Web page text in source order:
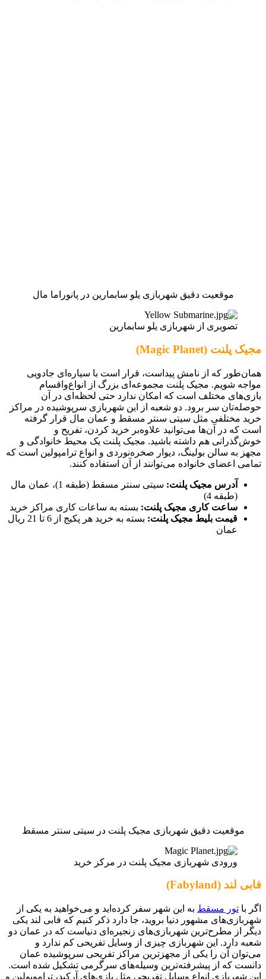
موقعیت دقیق شهربازی یلو سابمارین در پانوراما مال
تصویری از شهربازی یلو سابمارین
مجیک پلنت (Magic Planet)
همان‌طور که از نامش پیداست، قرار است با سیاره‌ای جادویی
مواجه شویم. مجیک پلنت مجموعه‌ای بزرگ از انواع‌واقسام
بازی‌های مختلف است که امکان ندارد حتی لحظه‌ای در آن
حوصله‌تان سر برود. دو شعبه از این شهربازی سرپوشیده در مراکز
خرید مختلفی مثل سیتی سنتر مسقط و عمان مال قرار گرفته
است که در آن‌ها می‌توانید علاوه‌بر خرید کردن، تفریح و
خوش‌گذرانی هم داشته باشید. مجیک پلنت یک محیط خانوادگی و
مجهز به سالن بولینگ، دیوار صخره‌نوردی و انواع ترامپولین است که
تمامی اعضای خانواده می‌توانند از آن استفاده کنند.
آدرس مجیک پلنت:
سیتی سنتر مسقط (طبقه 1)، عمان مال
(طبقه 4)
ساعت کاری مجیک پلنت: بسته به ساعات کاری مراکز خرید
قیمت بلیط مجیک پلنت:
بسته به خرید هر پکیج از 6 تا 21 ریال
عمان
موقعیت دقیق شهربازی مجیک پلنت در سیتی سنتر مسقط
ورودی شهربازی مجیک پلنت در مرکز خرید
فابی لند (Fabyland)
اگر با تور مسقط به این شهر سفر کرده‌اید و می‌خواهید به یکی از
شهربازی‌های مشهور دنیا بروید، جا دارد ذکر کنیم که فابی لند یکی
دیگر از مطرح‌ترین شهربازی‌های زنجیره‌ای دنیاست که در عمان دو
شعبه دارد. این شهربازی چیزی از وسایل تفریحی کم ندارد و
می‌توان آن را یکی از مجهزترین مراکز تفریحی سرپوشیده عمان
دانست که از پیشرفته‌ترین وسیله‌های سرگرمی تشکیل شده است.
این شهربازی انواع وسایل تفریحی مثل بازی‌های آرکید، تراموپولین و